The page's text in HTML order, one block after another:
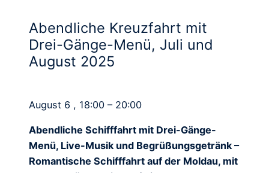
Abendliche Kreuzfahrt mit
Drei-Gänge-Menü, Juli und
August 2025
August 6 , 18:00 – 20:00
Abendliche Schifffahrt mit Drei-Gänge-
Menü, Live-Musik und Begrüßungsgetränk –
Romantische Schifffahrt auf der Moldau, mit